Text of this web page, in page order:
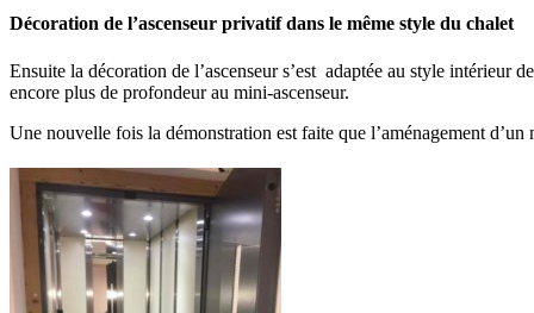
Décoration de l’ascenseur privatif dans le même style du chalet
Ensuite la décoration de l’ascenseur s’est adaptée au style intérieur
encore plus de profondeur au mini-ascenseur.
Une nouvelle fois la démonstration est faite que l’aménagement